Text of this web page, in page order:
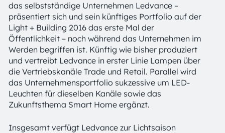
das selbstständige Unternehmen Ledvance –
präsentiert sich und sein künftiges Portfolio auf der
Light + Building 2016 das erste Mal der
Öffentlichkeit – noch während das Unternehmen im
Werden begriffen ist. Künftig wie bisher produziert
und vertreibt Ledvance in erster Linie Lampen über
die Vertriebskanäle Trade und Retail. Parallel wird
das Unternehmensportfolio sukzessive um LED-
Leuchten für dieselben Kanäle sowie das
Zukunftsthema Smart Home ergänzt.
Insgesamt verfügt Ledvance zur Lichtsaison